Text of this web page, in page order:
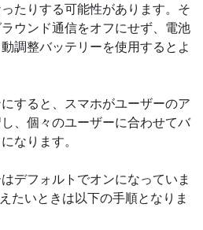
たりする可能性があります。そ
ウンド通信をオフにせず、電池
調整バッテリーを使用するとよ
すると、スマホがユーザーのア
、個々のユーザーに合わせてバ
なります。
デフォルトでオンになっていま
たいときは以下の手順となりま